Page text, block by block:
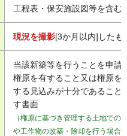
工程表・保安施設図等を含む
現況を撮影[3か月以内]したも
当該新築等を行うことを申請
権原を有すること又は権原を
する見込みが十分であること
す書面
（権原に基づき管理する土地での
や工作物の改築・除却を行う場合